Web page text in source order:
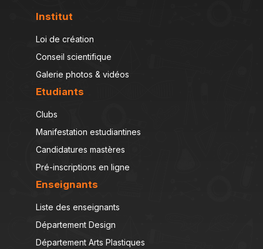
Institut
Loi de création
Conseil scientifique
Galerie photos & vidéos
Etudiants
Clubs
Manifestation estudiantines
Candidatures mastères
Pré-inscriptions en ligne
Enseignants
Liste des enseignants
Département Design
Département Arts Plastiques